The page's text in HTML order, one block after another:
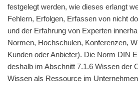
festgelegt werden, wie dieses erlangt
Fehlern, Erfolgen, Erfassen von nicht
und der Erfahrung von Experten
Normen, Hochschulen, Konferenzen,
Kunden oder Anbieter). Die Norm DIN
deshalb im Abschnitt 7.1.6 Wissen der
Wissen als Ressource im